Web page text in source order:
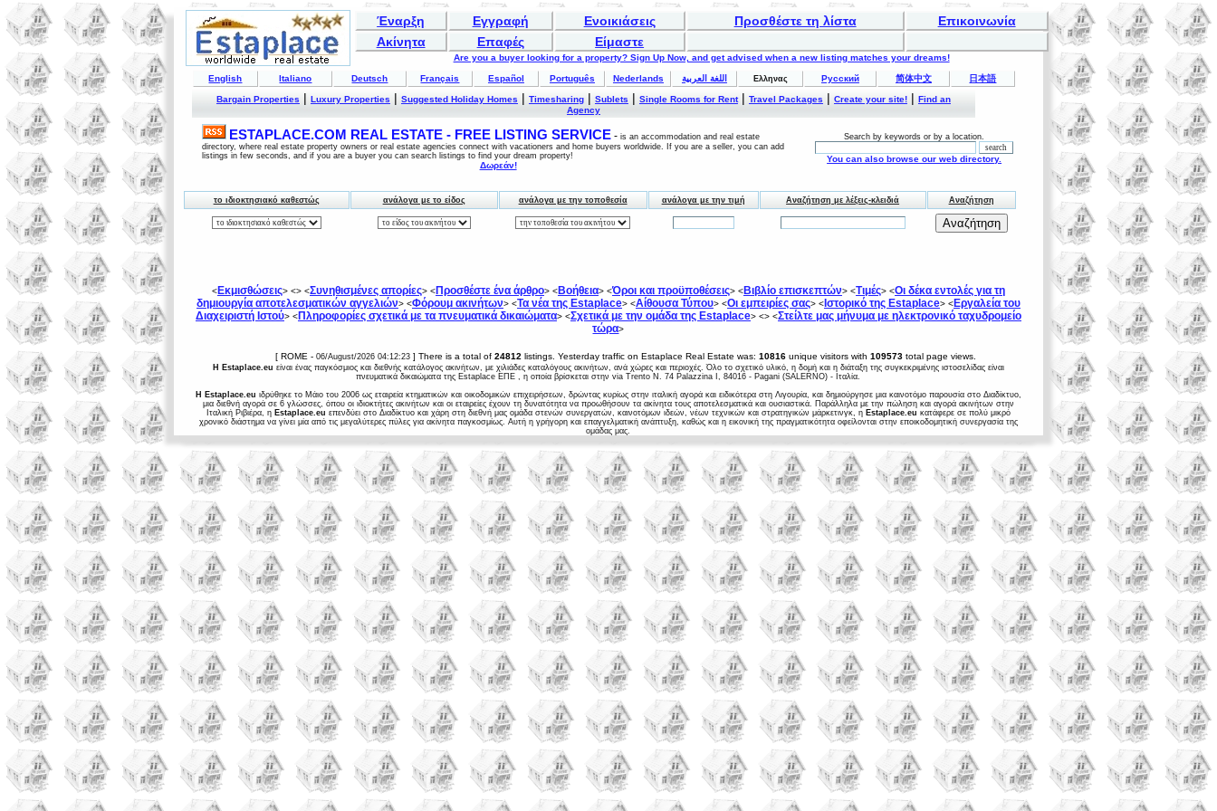
Έναρξη Εγγραφή Ενοικιάσεις Προσθέστε τη λίστα
Επικοινωνία
Ακίνητα
Επαφές Είμαστε
Are you a buyer looking for a property? Sign Up Now, and get advised when a new listing matches your dreams!
English Italiano Deutsch Français Español Português Nederlands اللغة العربية Ελληνας Русский 简体中文 日本語
Bargain Properties| Luxury Properties| Suggested Holiday Homes| Timesharing| Sublets| Single Rooms for Rent| Travel Packages| Create your site!| Find an
Agency
ESTAPLACE.COM REAL ESTATE - FREE LISTING SERVICE- is an accommodation and real estate
directory, where real estate property owners or real estate agencies connect with vacationers and home buyers worldwide. If you are a seller, you can add
listings in few seconds, and if you are a buyer you can search listings to find your dream property!
Δωρεάν!
Search by keywords or by a location.
You can also browse our web directory.
το ιδιοκτησιακό καθεστώς ανάλογα με το είδος ανάλογα με την τοποθεσία ανάλογα με την τιμή Αναζήτηση με λέξεις-κλειδιά Αναζήτηση
<Εκμισθώσεις> <> <Συνηθισμένες απορίες> <Προσθέστε ένα άρθρο> <Βοήθεια> <Όροι και προϋποθέσεις> <Βιβλίο επισκεπτών> <Τιμές> <Οι δέκα εντολές για τη
δημιουργία αποτελεσματικών αγγελιών> <Φόρουμ ακινήτων> <Τα νέα της Estaplace> <Αίθουσα Τύπου> <Οι εμπειρίες σας> <Ιστορικό της Estaplace> <Εργαλεία του
Διαχειριστή Ιστού> <Πληροφορίες σχετικά με τα πνευματικά δικαιώματα> <Σχετικά με την ομάδα της Estaplace> <> <Στείλτε μας μήνυμα με ηλεκτρονικό ταχυδρομείο
τώρα>
[ ROME - 06/August/2026 04:12:23 ] There is a total of 24812 listings. Yesterday traffic on Estaplace Real Estate was: 10816 unique visitors with 109573 total page views.
Η Estaplace.eu είναι ένας παγκόσμιος και διεθνής κατάλογος ακινήτων, με χιλιάδες καταλόγους ακινήτων, ανά χώρες και περιοχές. Όλο το σχετικό υλικό, η δομή και η διάταξη της συγκεκριμένης ιστοσελίδας είναι
πνευματικά δικαιώματα της Estaplace ΕΠΕ , η οποία βρίσκεται στην via Trento N. 74 Palazzina I, 84016 - Pagani (SALERNO) - Ιταλία.
Η Estaplace.eu ιδρύθηκε το Μάιο του 2006 ως εταιρεία κτηματικών και οικοδομικών επιχειρήσεων, δρώντας κυρίως στην ιταλική αγορά και ειδικότερα στη Λιγουρία, και δημιούργησε μια καινοτόμο παρουσία στο Διαδίκτυο,
μια διεθνή αγορά σε 6 γλώσσες, όπου οι ιδιοκτήτες ακινήτων και οι εταιρείες έχουν τη δυνατότητα να προωθήσουν τα ακίνητα τους αποτελεσματικά και ουσιαστικά. Παράλληλα με την πώληση και αγορά ακινήτων στην
Ιταλική Ριβιέρα, η Estaplace.eu επενδύει στο Διαδίκτυο και χάρη στη διεθνή μας ομάδα στενών συνεργατών, καινοτόμων ιδεών, νέων τεχνικών και στρατηγικών μάρκετινγκ, η Estaplace.eu κατάφερε σε πολύ μικρό
χρονικό διάστημα να γίνει μία από τις μεγαλύτερες πύλες για ακίνητα παγκοσμίως. Αυτή η γρήγορη και επαγγελματική ανάπτυξη, καθώς και η εικονική της πραγματικότητα οφείλονται στην εποικοδομητική συνεργασία της
ομάδας μας.